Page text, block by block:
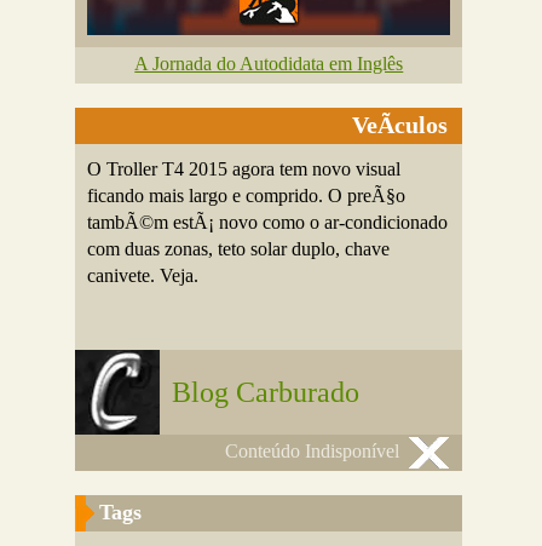
A Jornada do Autodidata em Inglês
VeÃ­culos
O Troller T4 2015 agora tem novo visual
ficando mais largo e comprido. O preÃ§o
tambÃ©m estÃ¡ novo como o ar-condicionado
com duas zonas, teto solar duplo, chave
canivete. Veja.
Blog Carburado
Conteúdo Indisponível
Tags